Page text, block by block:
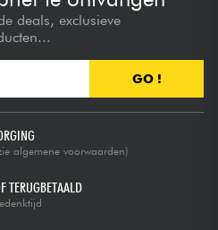
deals, exclusieve
GO !
algemene voorwaarden)
TERUGBETAALD